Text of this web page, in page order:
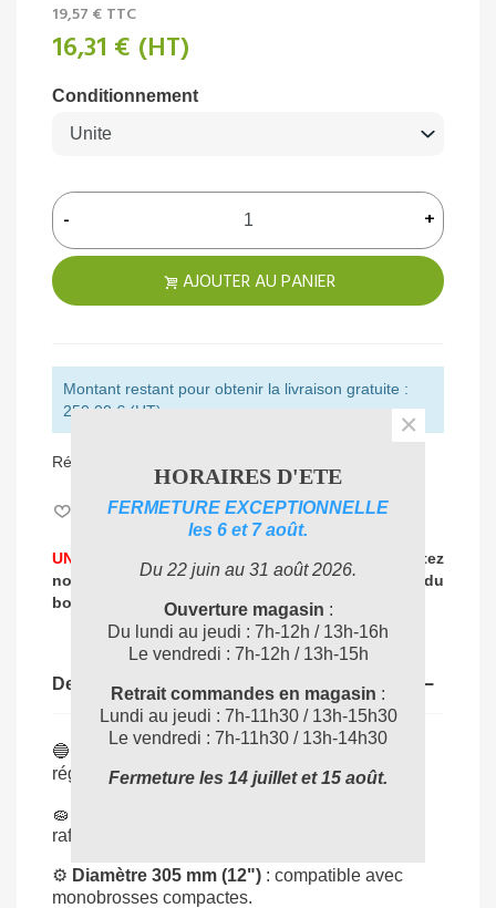
19,57 € TTC
16,31 € (HT)
Conditionnement
- +
AJOUTER AU PANIER
Montant restant pour obtenir la livraison gratuite :
250,00 € (HT)
Référence:
Aimer 0
UNE PROBLEMATIQUE DE NETTOYAGE ?
Contactez
nos expertspour vous accompagner dans
le choix du
bon produit
04 72 78 87 87
Description
🔵
régulier sans agressivité.
🧽
rafraîchir les sols durs.
⚙️ Diamètre 305 mm (12") : compatible avec
monobrosses compactes.
HORAIRES D'ETE
FERMETURE EXCEPTIONNELLE
les 6 et 7 août.
Du 22 juin au 31 août 2026.
Ouverture magasin :
Du lundi au jeudi : 7h-12h / 13h-16h
Le vendredi : 7h-12h / 13h-15h
Retrait commandes en magasin :
Lundi au jeudi : 7h-11h30 / 13h-15h30
Le vendredi : 7h-11h30 / 13h-14h30
Fermeture les 14 juillet et 15 août.
×